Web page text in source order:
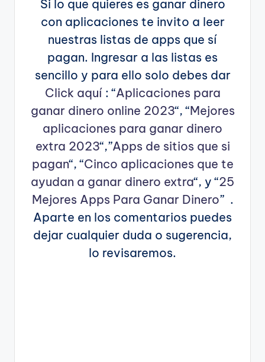
Si lo que quieres es ganar dinero
con aplicaciones te invito a leer
nuestras listas de apps que sí
pagan. Ingresar a las listas es
sencillo y para ello solo debes dar
Click aquí: “Aplicaciones para
ganar dinero online 2023“, “Mejores
aplicaciones para ganar dinero
extra 2023“,”Apps de sitios que si
pagan“, “Cinco aplicaciones que te
ayudan a ganar dinero extra“, y “25
Mejores Apps Para Ganar Dinero” .
Aparte en los comentarios puedes
dejar cualquier duda o sugerencia,
lo revisaremos.